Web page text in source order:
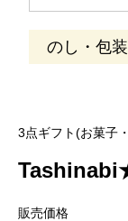
のし・包
3点ギフト(お菓子
販売価格